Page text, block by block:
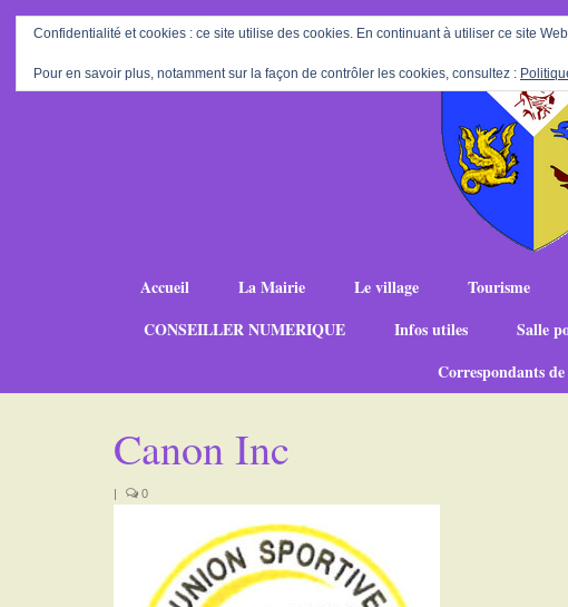
Accueil La Mairie Le village Tourisme
CONSEILLER NUMERIQUE
Infos utiles Salle
Correspondants de
Canon Inc
| 0
Confidentialité et cookies : ce site utilise des cookies. En continuant à utiliser ce site
Pour en savoir plus, notamment sur la façon de contrôler les cookies, consultez :